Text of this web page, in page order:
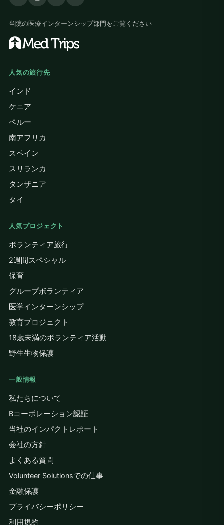
当院の医療インターンシップ部門をご覧ください
人気の旅行先
インド
ケニア
ペルー
南アフリカ
スペイン
スリランカ
タンザニア
タイ
人気プロジェクト
ボランティア旅行
2週間スペシャル
保育
グループボランティア
医学インターンシップ
教育プロジェクト
18歳未満のボランティア活動
野生生物保護
一般情報
私たちについて
Bコーポレーション認証
当社のインパクトレポート
会社の方針
よくある質問
Volunteer Solutionsでの仕事
金融保護
プライバシーポリシー
利用規約